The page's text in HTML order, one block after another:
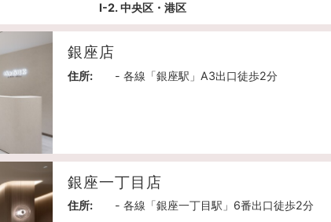
Ⅰ-2. 中央区・港区
銀座店
住所: - 各線「銀座駅」A3出口徒歩2分
銀座一丁目店
住所: - 各線「銀座一丁目駅」6番出口徒歩2分